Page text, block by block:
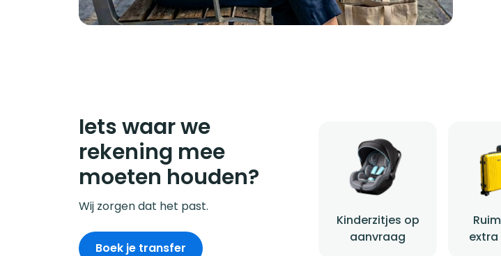
Iets waar we
rekening mee
moeten houden?
Wij zorgen dat het past.
Kinderzitjes op
aanvraag
Boek je transfer